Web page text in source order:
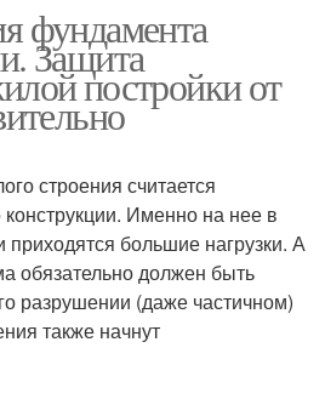
фундамента
Защита
постройки от
строения считается
Именно на нее в
приходятся большие нагрузки. А
обязательно должен быть
разрушении (даже частичном)
также начнут